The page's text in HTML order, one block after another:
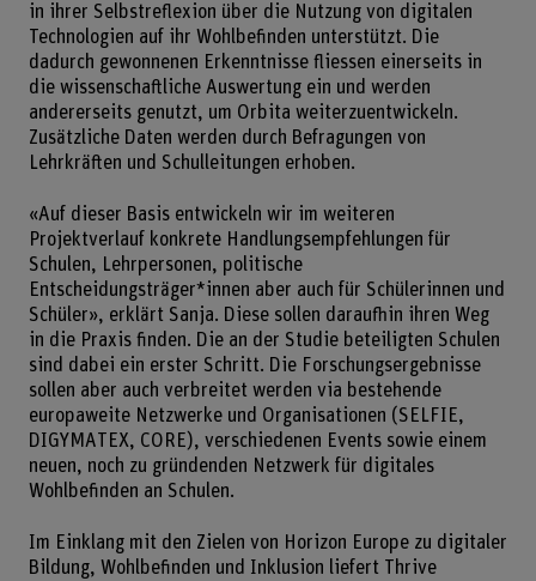
in ihrer Selbstreflexion über die Nutzung von digitalen
Technologien auf ihr Wohlbefinden unterstützt. Die
dadurch gewonnenen Erkenntnisse fliessen einerseits in
die wissenschaftliche Auswertung ein und werden
andererseits genutzt, um Orbita weiterzuentwickeln.
Zusätzliche Daten werden durch Befragungen von
Lehrkräften und Schulleitungen erhoben.
«Auf dieser Basis entwickeln wir im weiteren
Projektverlauf konkrete Handlungsempfehlungen für
Schulen, Lehrpersonen, politische
Entscheidungsträger*innen aber auch für Schülerinnen und
Schüler», erklärt Sanja. Diese sollen daraufhin ihren Weg
in die Praxis finden. Die an der Studie beteiligten Schulen
sind dabei ein erster Schritt. Die Forschungsergebnisse
sollen aber auch verbreitet werden via bestehende
europaweite Netzwerke und Organisationen (SELFIE,
DIGYMATEX, CORE), verschiedenen Events sowie einem
neuen, noch zu gründenden Netzwerk für digitales
Wohlbefinden an Schulen.
Im Einklang mit den Zielen von Horizon Europe zu digitaler
Bildung, Wohlbefinden und Inklusion liefert Thrive